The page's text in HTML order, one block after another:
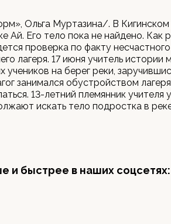
Ольга Муртазина/. В Кигинском
Ай. Его тело пока не найдено. Как
проверка по факту несчастного
лагеря. 17 июня учитель истории
учеников на берег реки,
занимался обустройством
13-летний племянник учителя
искать тело подростка в
и быстрее в наших соцсетях: